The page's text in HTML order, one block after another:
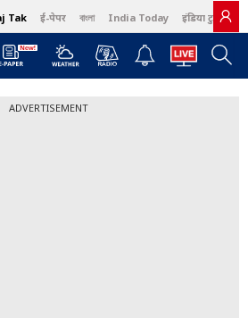
Tak ई-पेपर বাংলা India Today इंडिया टुडे हिंदी
ADVERTISEMENT